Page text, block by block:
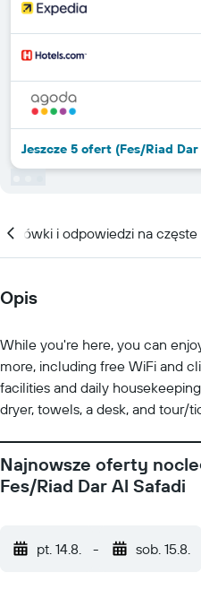
Jeszcze 5 ofert (Fes/Riad
i odpowiedzi na częste
Opis
While you're here, you can
more, including free WiFi and
facilities and daily
dryer, towels, a desk, and tour/
Najnowsze oferty
Fes/Riad Dar Al Safadi
pt. 14.8. - sob. 15.8.